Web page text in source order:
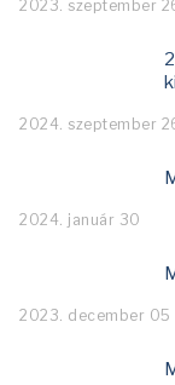
2023. szeptember
2024. szeptember
2024. január 30
2023. december 05